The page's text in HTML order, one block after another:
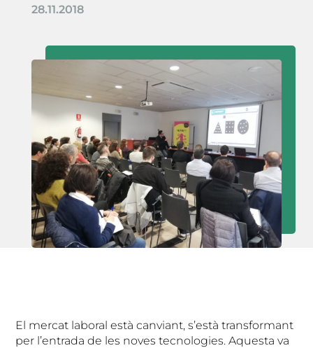
28.11.2018
El mercat laboral està canviant, s’està transformant
per l’entrada de les noves tecnologies. Aquesta va